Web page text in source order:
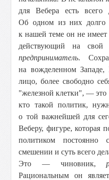
для Вебера есть
Об одном из них долго
к нашей теме он не
действующий на
предприниматель.
на вожделенном Западе,
лицо, более свободно
"железной клетки", — это
кто такой политик,
о той важнейшей для
Веберу, фигуре, которая
политиком
смешении и суть всего
Это — чиновник,
Рациональным он